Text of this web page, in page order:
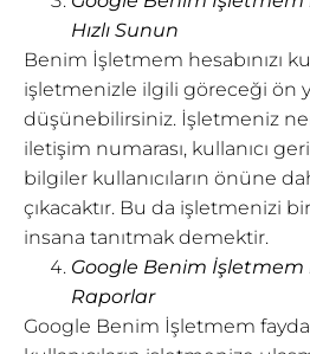
Hızlı Sunun
Benim İşletmem hesabınızı
işletmenizle ilgili göreceği ön
düşünebilirsiniz. İşletmeniz
iletişim numarası, kullanıcı
bilgiler kullanıcıların önüne
çıkacaktır. Bu da işletmenizi
insana tanıtmak demektir.
Google Benim
Raporlar
Google Benim İşletmem